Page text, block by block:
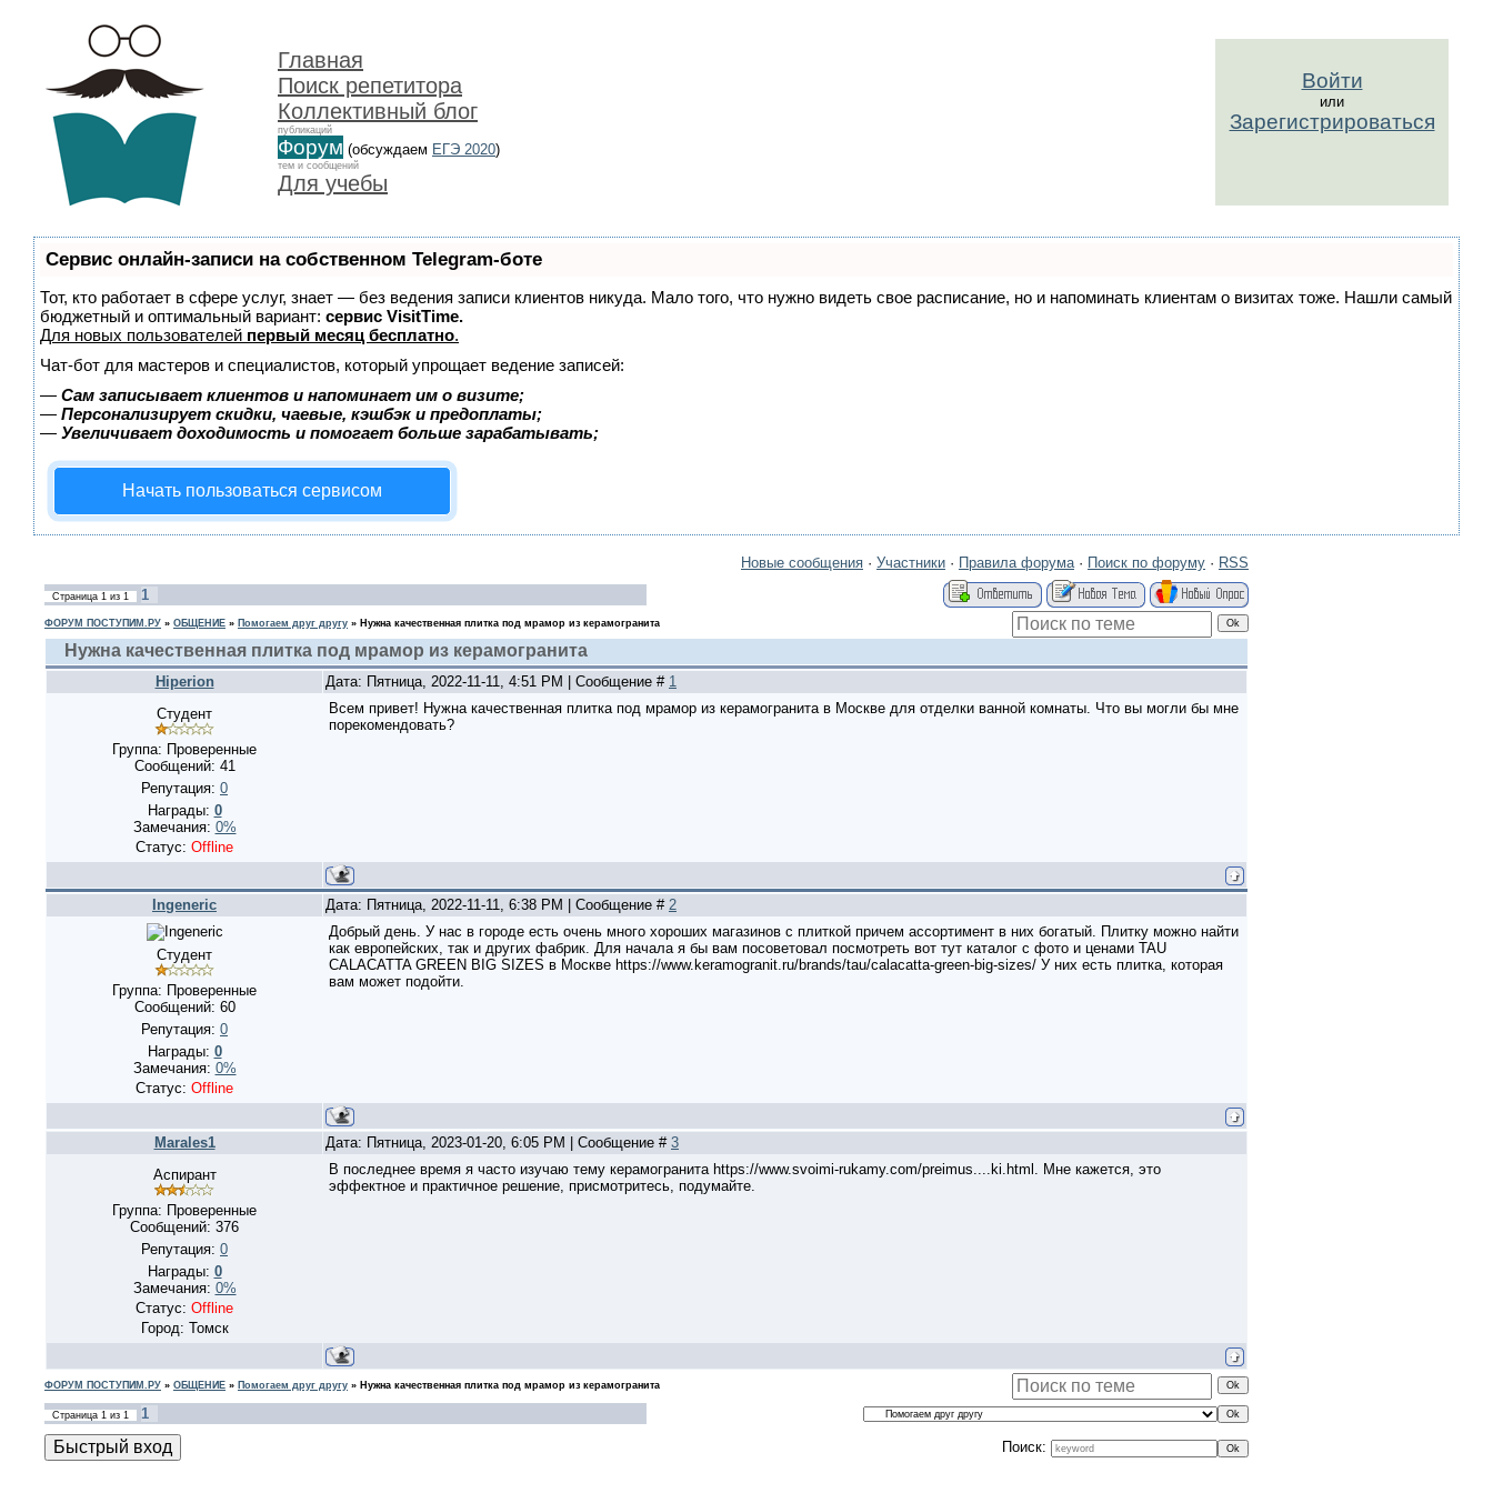
Главная
Поиск репетитора
Коллективный блог
публикаций
Форум (обсуждаем ЕГЭ 2020)
тем и сообщений
Для учебы
Войти
или
Зарегистрироваться
Сервис онлайн-записи на собственном Telegram-боте
Тот, кто работает в сфере услуг, знает — без ведения записи клиентов никуда. Мало того, что нужно видеть свое расписание, но и напоминать клиентам о визитах тоже. Нашли самый
бюджетный и оптимальный вариант: сервис VisitTime.
Для новых пользователей первый месяц бесплатно.
Чат-бот для мастеров и специалистов, который упрощает ведение записей:
— Сам записывает клиентов и напоминает им о визите;
— Персонализирует скидки, чаевые, кэшбэк и предоплаты;
— Увеличивает доходимость и помогает больше зарабатывать;
Начать пользоваться сервисом
Новые сообщения · Участники · Правила форума· Поиск по форуму · RSS
Страница 1 из 1 1
ФОРУМ ПОСТУПИМ.РУ » ОБЩЕНИЕ » Помогаем друг другу » Нужна качественная плитка под мрамор из керамогранита
Нужна качественная плитка под мрамор из керамогранита
Hiperion Дата: Пятница, 2022-11-11, 4:51 PM | Сообщение # 1
Студент
Группа: Проверенные
Сообщений: 41
Репутация: 0
Награды: 0
Замечания: 0%
Статус: Offline
Всем привет! Нужна качественная плитка под мрамор из керамогранита в Москве для отделки ванной комнаты. Что вы могли бы мне
порекомендовать?
Ingeneric Дата: Пятница, 2022-11-11, 6:38 PM | Сообщение # 2
Студент
Группа: Проверенные
Сообщений: 60
Репутация: 0
Награды: 0
Замечания: 0%
Статус: Offline
Добрый день. У нас в городе есть очень много хороших магазинов с плиткой причем ассортимент в них богатый. Плитку можно найти
как европейских, так и других фабрик. Для начала я бы вам посоветовал посмотреть вот тут каталог с фото и ценами TAU
CALACATTA GREEN BIG SIZES в Москве https://www.keramogranit.ru/brands/tau/calacatta-green-big-sizes/ У них есть плитка, которая
вам может подойти.
Marales1 Дата: Пятница, 2023-01-20, 6:05 PM | Сообщение # 3
Аспирант
Группа: Проверенные
Сообщений: 376
Репутация: 0
Награды: 0
Замечания: 0%
Статус: Offline
Город: Томск
В последнее время я часто изучаю тему керамогранита https://www.svoimi-rukamy.com/preimus....ki.html. Мне кажется, это
эффектное и практичное решение, присмотритесь, подумайте.
ФОРУМ ПОСТУПИМ.РУ » ОБЩЕНИЕ » Помогаем друг другу » Нужна качественная плитка под мрамор из керамогранита
Страница 1 из 1
1
Поиск: